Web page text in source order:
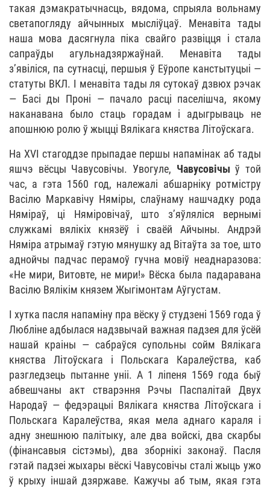
такая дэмакратычнасць, вядома, спрыяла вольнаму
светапогляду айчынных мысліўцаў. Менавіта тады
наша мова дасягнула піка свайго развіцця і стала
сапраўды агульнадзяржаўнай. Менавіта тады
з’явіліся, па сутнасці, першыя ў Еўропе канстытуцыі —
статуты ВКЛ. І менавіта тады ля сутокаў дзвюх рэчак
— Басі ды Проні — пачало расці паселішча, якому
наканавана было стаць горадам і адыгрываць не
апошнюю ролю ў жыцці Вялікага княства Літоўскага.
На ХVI стагоддзе прыпадае першы напамінак аб тады
яшчэ вёсцы Чавусовічы. Увогуле, Чавусовічы ў той
час, а гэта 1560 год, належалі абшарніку ротмістру
Васілю Маркавічу Няміры, слаўнаму нашчадку рода
Няміраў, ці Няміровічаў, што з’яўляліся вернымі
служкамі вялікіх князёў і сваёй Айчыны. Андрэй
Няміра атрымаў гэтую мянушку ад Вітаўта за тое, што
аднойчы падчас перамоў гучна мовіў неаднаразова:
«Не мири, Витовте, не мири!» Вёска была падаравана
Васілю Вялікім князем Жыгімонтам Аўгустам.
І хутка пасля напаміну пра вёску ў студзені 1569 года ў
Любліне адбылася надзвычай важная падзея для ўсёй
нашай краіны — сабраўся супольны сойм Вялікага
княства Літоўскага і Польскага Каралеўства, каб
разгледзець пытанне уніі. А 1 ліпеня 1569 года быў
абвешчаны акт стварэння Рэчы Паспалітай Двух
Народаў — федэрацыі Вялікага княства Літоўскага і
Польскага Каралеўства, якая мела аднаго караля і
адну знешнюю палітыку, але два войскі, два скарбы
(фінансавыя сістэмы), два зборнікі законаў. Пасля
гэтай падзеі жыхары вёскі Чавусовічы сталі жыць ужо
ў крыху іншай дзяржаве. Кажучы аб тым, якая гэта